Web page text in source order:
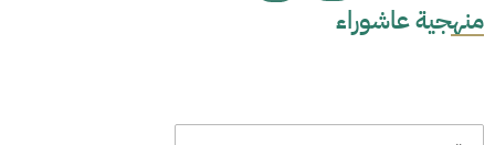
منهجية عاشوراء